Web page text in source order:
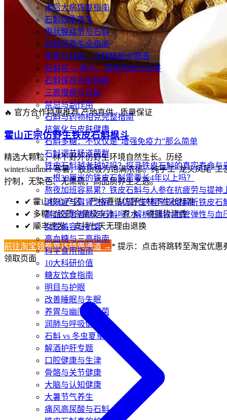
术后大病恢复指南
石斛四季养生
甲状腺结节与石斛
石斛花养生全指南
体质与石斛：九种体质对照表
石斛花 vs 枫斗：营养功效大比拼
石斛保存完全指南
三高慢病与石斛
禁忌与副作用
石斛与药物相克完整指南
抗氧化与皮肤健康
石斛多糖：不仅仅是“增强免疫力”那么简单
石斛调节肠道菌群
铁皮石斛越老越好吗？探寻铁皮石斛的真实寿命与
一根30厘米的铁皮石斛需要长4年以上吗？
熬夜加班容易累？铁皮石斛与人参在抗疲劳与提神
消渴症与胃肾之阴：从现代药理学深度解析铁皮石
高血压患者能吃石斛吗？解析石斛对血管弹性与血
女性美容与抗衰
高血糖与三高指南
科学食用指南
10大科研价值
糖友饮食指南
明目与护眼
改善睡眠与失眠
养胃与幽门螺杆菌
润肺与呼吸健康
石斛 vs 冬虫夏草
解酒护肝专题
口腔健康与生津
骨骼与关节健康
大脑与认知健康
大暑节气养生
痛风高尿酸与石斛
🔥 官方合作特惠推荐产地直供 · 质量保证
霍山正宗仿野生铁皮石斛枫斗
精选大颗粒，林下野外仿野生环境自然生长。历经
winter/summer 寒暑，胶质极为饱满浓郁。纯手工“龙头凤尾”工
拧制，无染色、无熏硫，高品质养生之选。
✔ 霍山核心产区，严格遵循仿野生林下生长标准
✔ 多糖与胶质含量极丰沛，煮水、嚼服皆清香
✔ 顺丰速发，支持七天无理由退换
前往淘宝领券直达特惠通道 → * 提示：点击将跳转至淘宝优惠
领取页面